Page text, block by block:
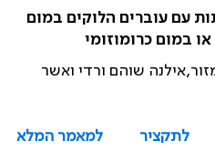
עם עוברים הלוקים במום
במום כרומוזומי
שוהם ורדי ואשר
לתקציר
למאמר המלא